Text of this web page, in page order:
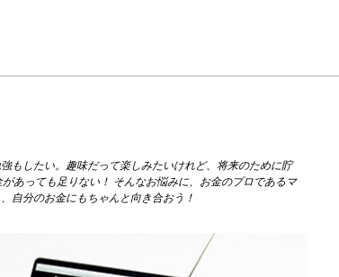
もしたい。趣味だって楽しみたいけれど、将来のために貯
っても足りない！ そんなお悩みに、お金のプロであるマ
自分のお金にもちゃんと向き合おう！